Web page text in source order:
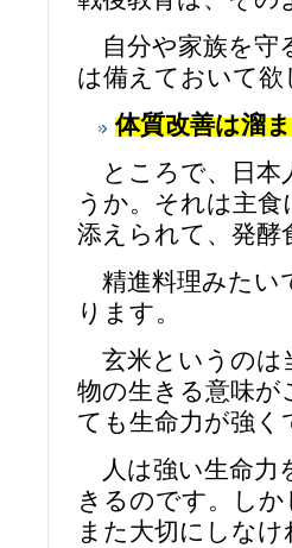
自分や家族を守
は備えておいて
体質改善は溜
ところで、日本
うか。それは主
添えられて、発酵
精進料理みたい
ります。
玄米というのは
物の生きる意味
ても生命力が強く
人は強い生命力
きるのです。し
また大切にしなけ